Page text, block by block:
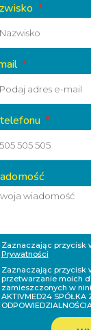
Zaznaczając przycisk
Prywatności
Zaznaczając przycisk
przetwarzanie moich
zamieszczonych w
AKTIVMED24 SPÓŁKA